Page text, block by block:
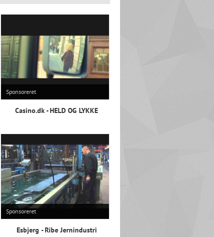
Sponsoreret
Casino.dk - HELD OG LYKKE
Sponsoreret
Esbjerg - Ribe Jernindustri